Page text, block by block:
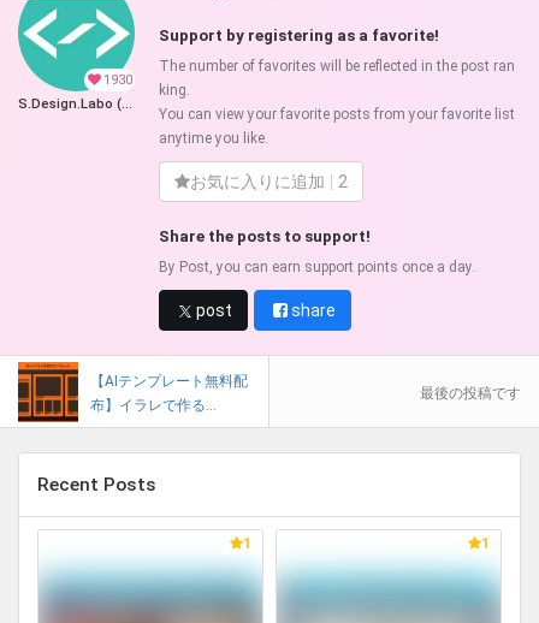
1930
S.Design.Labo (バーグさん)
Support by registering as a favorite!
The number of favorites will be reflected in the post ran
king.
You can view your favorite posts from your favorite list
anytime you like.
お気に入りに追加 2
Share the posts to support!
By Post, you can earn support points once a day.
post share
【AIテンプレート無料配
布】イラレで作る...
最後の投稿です
Recent Posts
1 1